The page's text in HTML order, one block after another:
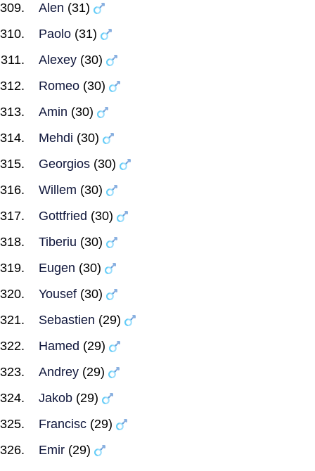
Alen (31)
Paolo (31)
Alexey (30)
Romeo (30)
Amin (30)
Mehdi (30)
Georgios (30)
Willem (30)
Gottfried (30)
Tiberiu (30)
Eugen (30)
Yousef (30)
Sebastien (29)
Hamed (29)
Andrey (29)
Jakob (29)
Francisc (29)
Emir (29)